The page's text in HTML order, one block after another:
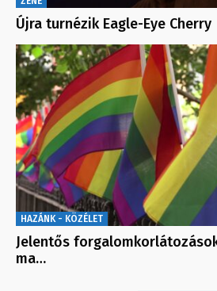
Újra turnézik Eagle-Eye Cherry
HAZÁNK - KÖZÉLET
Jelentős
ma…